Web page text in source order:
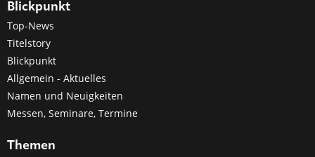
Blickpunkt
Top-News
Titelstory
Blickpunkt
Allgemein - Aktuelles
Namen und Neuigkeiten
Messen, Seminare, Termine
Themen